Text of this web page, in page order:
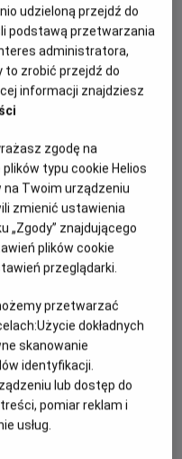
się w piękną
się oszołomiony. Na
który trzyma ją w
postać jedynie w
na klątwę Odetty,
aby zadeklarował
Odetcie. Skazana na
Odetta ma tylko jeden
udzieloną przejdź do
podstawą przetwarzania
administratora,
to zrobić przejdź do
informacji znajdziesz
zgodę na
typu cookie Helios
na Twoim urządzeniu
zmienić ustawienia
„Zgody” znajdującego
plików cookie
przeglądarki.
przetwarzać
Użycie dokładnych
skanowanie
identyfikacji.
lub dostęp do
pomiar reklam i
usług.